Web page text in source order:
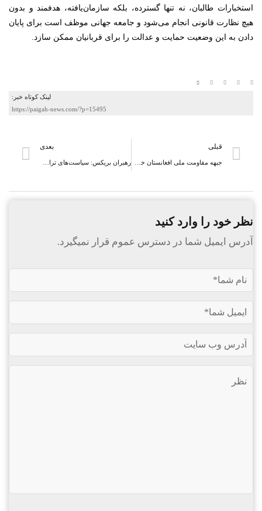
استخبارات طالبان، نه تنها گسترده، بلکه سازمان‌یافته، هدفمند و بدون
هیچ نظارت قانونی انجام می‌شود و جامعه جهانی موظف است برای پایان
دادن به این وضعیت حمایت و عدالت را برای قربانیان ممکن سازد.
لینک کوتاه خبر:
https://paigah-news.com/?p=15495
قبلی بعدی
نظر خود را وارد کنید
آدرس ایمیل شما در دسترس عموم قرار نمیگیرد.